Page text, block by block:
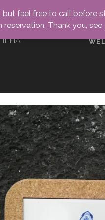
ILHA
but feel free to call before
reservation. Thank you, see